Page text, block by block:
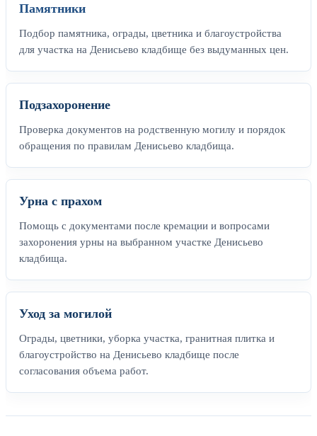
Памятники
Подбор памятника, ограды, цветника и благоустройства
для участка на Денисьево кладбище без выдуманных цен.
Подзахоронение
Проверка документов на родственную могилу и порядок
обращения по правилам Денисьево кладбища.
Урна с прахом
Помощь с документами после кремации и вопросами
захоронения урны на выбранном участке Денисьево
кладбища.
Уход за могилой
Ограды, цветники, уборка участка, гранитная плитка и
благоустройство на Денисьево кладбище после
согласования объема работ.